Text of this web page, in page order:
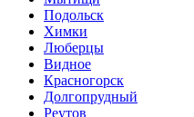
Подольск
Химки
Люберцы
Видное
Красногорск
Долгопрудный
Реутов